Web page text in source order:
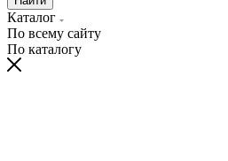
Каталог
По всему сайту
По каталогу